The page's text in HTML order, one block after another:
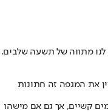
מתווה של תשעה שלבים.
את המגפה זה חתונות
קשיים, אך גם אם מישהו